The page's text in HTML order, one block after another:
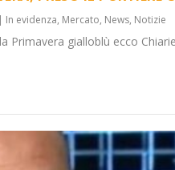
| In evidenza, Mercato, News, Notizie
Primavera gialloblù ecco